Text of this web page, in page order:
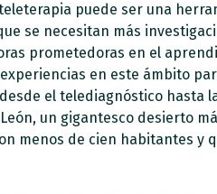
puede ser una
se necesitan más
prometedoras en el
en este ámbito
el telediagnóstico hasta
un gigantesco desierto
menos de cien habitantes